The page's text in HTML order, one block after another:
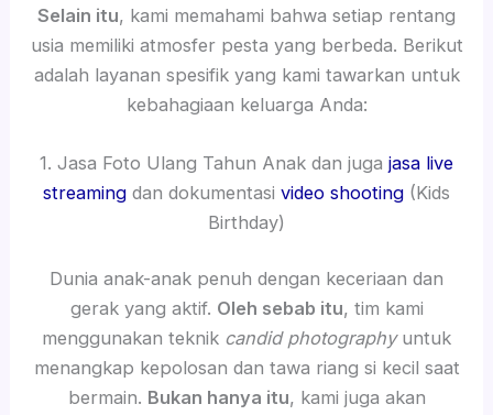
Selain itu, kami memahami bahwa setiap rentang
usia memiliki atmosfer pesta yang berbeda. Berikut
adalah layanan spesifik yang kami tawarkan untuk
kebahagiaan keluarga Anda:
1. Jasa Foto Ulang Tahun Anak dan juga jasa live
streaming dan dokumentasi video shooting (Kids
Birthday)
Dunia anak-anak penuh dengan keceriaan dan
gerak yang aktif. Oleh sebab itu, tim kami
menggunakan teknik candid photographyuntuk
menangkap kepolosan dan tawa riang si kecil saat
bermain. Bukan hanya itu, kami juga akan